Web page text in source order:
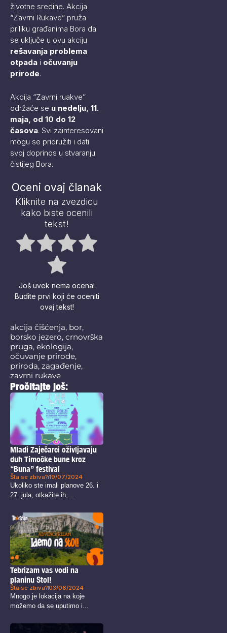
životne sredine. Akcija
“Zavrni Rukave” pruža
priliku građanima Bora da
se uključe u ovu akciju
rešavanja problema
otpada i očuvanju
prirode.
Akcija “Zavrni ruakve”
održaće se u nedelju, 11.
maja, od 10 do 12
časova. Svi zainteresovani
mogu se pridružiti i dati
svoj doprinos u stvaranju
čistijeg Bora.
Oceni ovaj članak
Kliknite na zvezdicu
kako biste ocenili
tekst!
Još uvek nema ocena!
Budite prvi koji će oceniti
ovaj tekst!
akcija čišćenja, bor,
borsko jezero, crnovrška
pruga, ekologija,
očuvanje prirode,
priroda, zagađenje,
zavrni rukave
Pročitajte još:
Mladi Zaječarci oživljavaju
duh Timočke bune kroz
“Buna” festival
Šta se zbiva?19/07/2024
Ukoliko ste imali planove 26. i
27. jula, otkažite ih,...
Tebrizam vas vodi na
planinu Stol!
Šta se zbiva?03/06/2024
Mnogo je lokacija na koje
možemo da se uputimo i...